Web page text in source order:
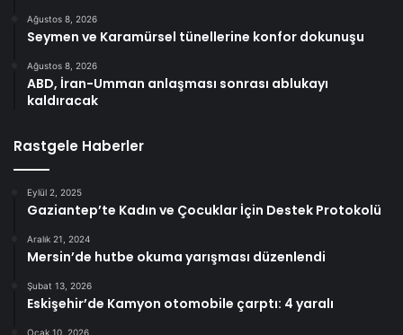
Ağustos 8, 2026
Seymen ve Karamürsel tünellerine konfor dokunuşu
Ağustos 8, 2026
ABD, İran-Umman anlaşması sonrası ablukayı
kaldıracak
Rastgele Haberler
Eylül 2, 2025
Gaziantep’te Kadın ve Çocuklar İçin Destek Protokolü
Aralık 21, 2024
Mersin’de hutbe okuma yarışması düzenlendi
Şubat 13, 2026
Eskişehir’de Kamyon otomobile çarptı: 4 yaralı
Ocak 10, 2026